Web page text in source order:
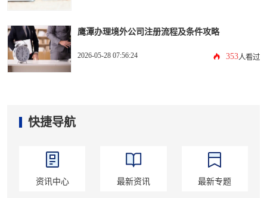
鹰潭办理境外公司注册流程及条件攻略
2026-05-28 07:56:24 353人看过
快捷导航
资讯中心 最新资讯 最新专题